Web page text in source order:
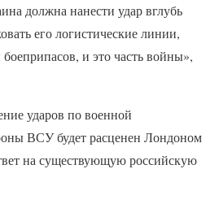
должна нанести удар вглубь
его логистические линии,
и это часть войны»,
ударов по военной
ВСУ будет расценен Лондоном
на существующую российскую